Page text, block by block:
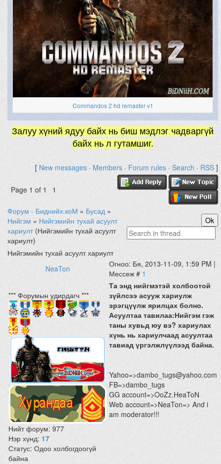
Commandos 2 hd remaster v1
Залуу хүний ядуу байх нь биш мэдлэг чадваргүй
байх нь л гутамшиг.
[New messages·Members·Forum rules·Search·RSS]
Page1of1 1
Форум - Биднийх.коМ » Бусад »
Нийгэм » Нийгэмийн тухай асуулт
хариулт (Нийгэмийн тухай асуулт
хариулт)
Нийгэмийн тухай асуулт хариулт
NeaTon
Огноо: Бя, 2013-11-09, 1:59 PM |
Мессеж #1
*** Форумын удирдагч ***
Нийт форум:977
Нэр хүнд:17
Статус:Одоо холбогдоогүй
байна
Та энд нийгмэтэй холбоотой
зүйлсээ асууж хариулж
эрэгцүүлж ярилцах болно.
Асуултаа тавилаа:Нийгэм гэж
таны хувьд юу вэ? хариулах
хүнь нь хариулчаад асуултаа
тавиад үргэлжлүүлээд байна.
Yahoo=>dambo_tugs@yahoo.com
FB=>dambo_tugs
GG account=>OoZz.HeaToN
Web account=>NeaTon=> And i
am moderator!!!